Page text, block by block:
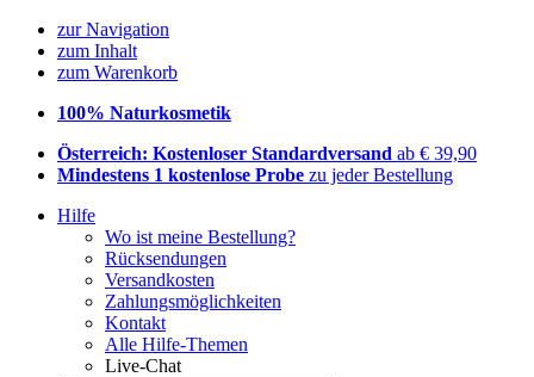
zur Navigation
zum Inhalt
zum Warenkorb
100% Naturkosmetik
Österreich: Kostenloser Standardversand ab € 39,90
Mindestens 1 kostenlose Probe zu jeder Bestellung
Hilfe
Wo ist meine Bestellung?
Rücksendungen
Versandkosten
Zahlungsmöglichkeiten
Kontakt
Alle Hilfe-Themen
Live-Chat